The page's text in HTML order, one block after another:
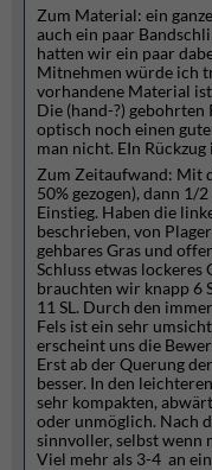
Zum Material: ein
auch ein paar
hatten wir ein paar
Mitnehmen würde ich
vorhandene Material
Die (hand-?) gebohrten
optisch noch einen
man nicht. EIn
Zum Zeitaufwand: Mit
50% gezogen), dann 1/
Einstieg. Haben die
beschrieben, von
gehbares Gras und
Schluss etwas lockeres
brauchten wir knapp 6
11 SL. Durch den
Fels ist ein sehr
erscheint uns die
Erst ab der Querung
besser. In den
sehr kompakten,
oder unmöglich. Nach
sinnvoller, selbst wenn
Viel mehr als 3-4 an